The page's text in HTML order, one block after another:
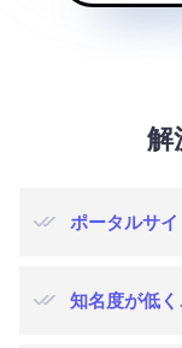
解
ポータルサイ
知名度が低く